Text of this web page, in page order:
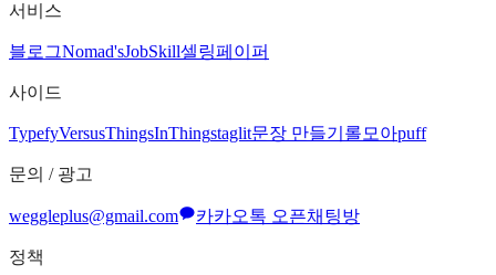
서비스
블로그Nomad'sJobSkill셀링페이퍼
사이드
TypefyVersusThingsInThingstaglit문장 만들기 롤모아puff
문의 / 광고
weggleplus@gmail.com 카카오톡 오픈채팅방
정책